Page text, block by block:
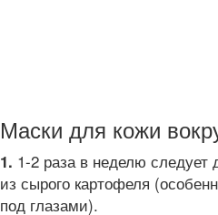
Маски для кожи
1. 1-2 раза в неделю следует
из сырого картофеля
под глазами).